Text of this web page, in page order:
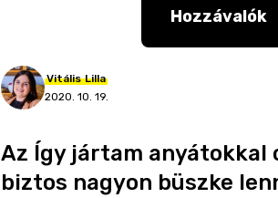
Hozzávalók
Vitális Lilla
2020. 10. 19.
Az Így jártam
biztos nagyon büszke